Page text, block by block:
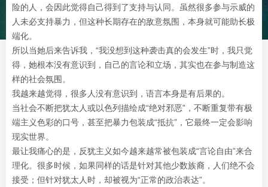
险的人，会因此觉得自己得到了支持与认同。虽然很多参与示威的
人未必支持暴力，但这种长期存在的敌意氛围，本身就可能助长极
端化。
所以当她后来告诉我，“我没想到这种袭击真的会发生”时，我只觉
得，她根本没有意识到，自己的言论和立场，其实也在参与制造这
样的社会氛围。
我越来越觉得，很多人没有意识到，语言本身是有后果的。
当社会不断把犹太人或以色列描绘成“绝对邪恶”，不断重复带有极
端主义色彩的口号，甚至把暴力包装成“抵抗”，它最终一定会影响
现实世界。
最让我痛心的是，反犹主义如今越来越常被包装成“言论自由”来合
理化。很多时候，如果同样的话是针对其他少数族裔，人们绝不会
接受；但针对犹太人时，却被视为“正常的政治表达”。